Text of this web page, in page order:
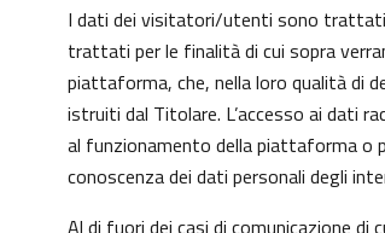
I dati dei visitatori/utenti sono trattati
trattati per le finalità di cui sopra
piattaforma, che, nella loro qualità di
istruiti dal Titolare. L’accesso ai dati
al funzionamento della piattaforma o
conoscenza dei dati personali degli
Al di fuori dei casi di comunicazione di